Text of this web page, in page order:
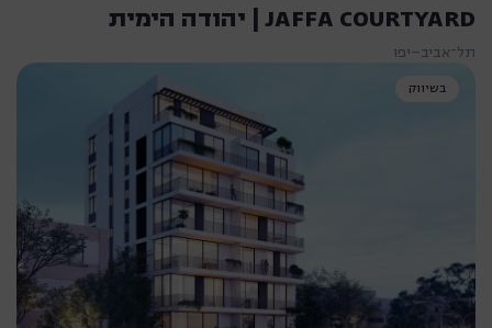
JAFFA COURTYARD | יהודה הימית
תל־אביב–יפו
בשיווק